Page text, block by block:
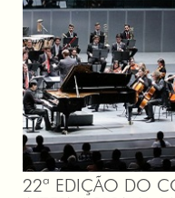
22ª EDIÇÃO DO